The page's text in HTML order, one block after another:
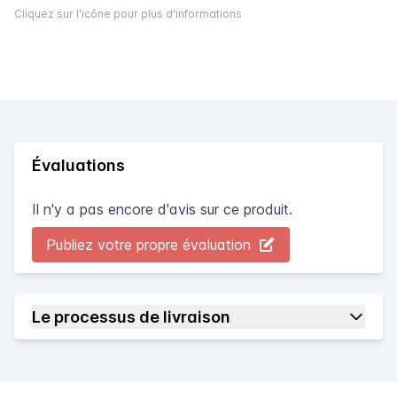
Cliquez sur l'icône pour plus d'informations
Évaluations
Il n'y a pas encore d'avis sur ce produit.
Publiez votre propre évaluation
Le processus de livraison